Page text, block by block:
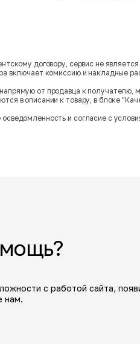
договору, сервис не
включает комиссию и накладные
от продавца к
в описании к товару, в блоке
и согласие с
с работой сайта,
нам.